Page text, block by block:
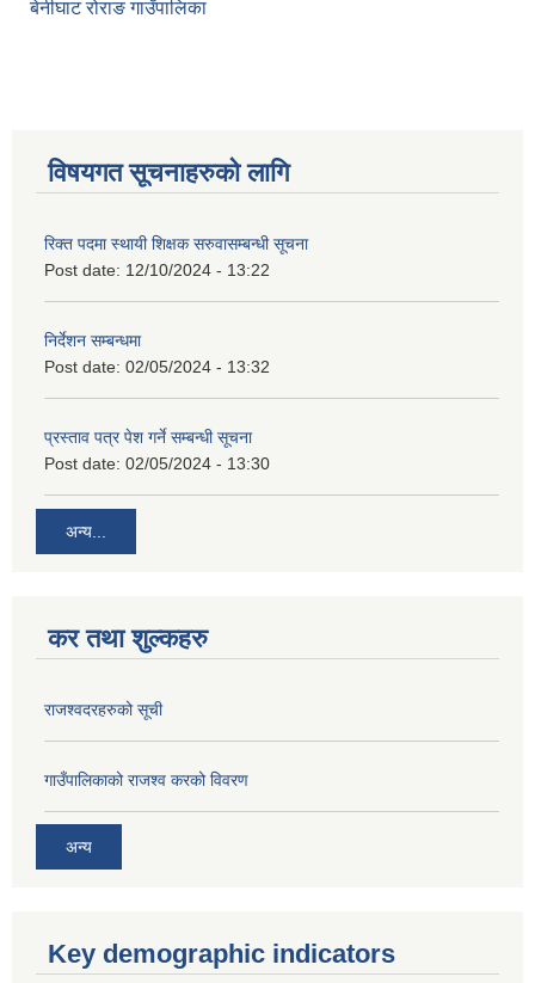
बेनीघाट रोराङ गाउँपालिका
विषयगत सूचनाहरुको लागि
रिक्त पदमा स्थायी शिक्षक सरुवासम्बन्धी सूचना
Post date: 12/10/2024 - 13:22
निर्देशन सम्बन्धमा
Post date: 02/05/2024 - 13:32
प्रस्ताव पत्र पेश गर्ने सम्बन्धी सूचना
Post date: 02/05/2024 - 13:30
अन्य...
कर तथा शुल्कहरु
राजश्वदरहरुको सूची
गाउँपालिकाको राजश्व करको विवरण
अन्य
Key demographic indicators